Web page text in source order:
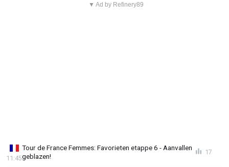
▼ Ad by Refinery89
Tour de France Femmes: Favorieten etappe 6 - Aanvallen
geblazen!
11:45
17